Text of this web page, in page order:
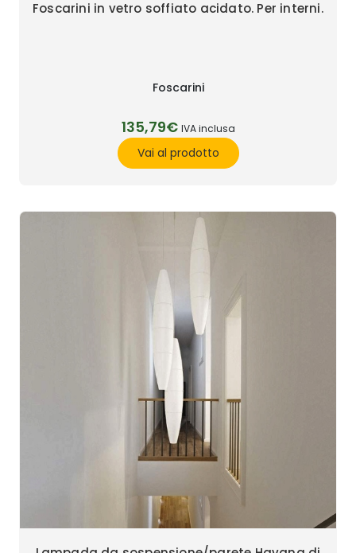
Foscarini in vetro soffiato acidato. Per interni.
Foscarini
135,79€ IVA inclusa
Vai al prodotto